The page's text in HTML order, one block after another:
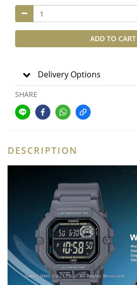
ADD TO CART
Delivery Options
SHARE
DESCRIPTION